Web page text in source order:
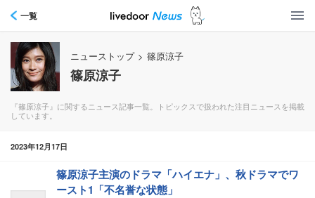
一覧
ニューストップ > 篠原涼子
篠原涼子
『篠原涼子』に関するニュース記事一覧。トピックスで扱われた注目ニュースを掲載
しています。
2023年12月17日
篠原涼子主演のドラマ「ハイエナ」、秋ドラマでワ
ースト1「不名誉な状態」